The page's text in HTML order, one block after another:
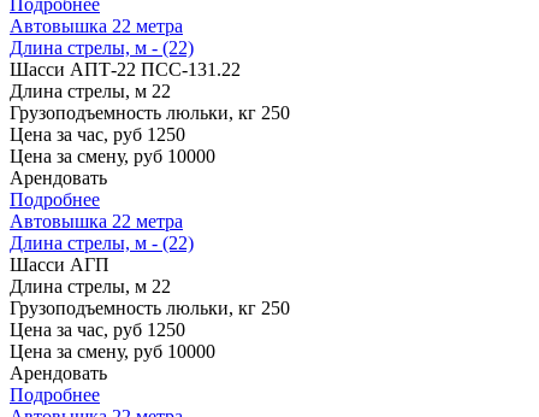
Автовышка 22 метра
Длина стрелы, м - (22)
Шасси АПТ-22 ПСС-131.22
Длина стрелы, м 22
Грузоподъемность люльки, кг 250
Цена за час, руб 1250
Цена за смену, руб 10000
Арендовать
Подробнее
Автовышка 22 метра
Длина стрелы, м - (22)
Шасси АГП
Длина стрелы, м 22
Грузоподъемность люльки, кг 250
Цена за час, руб 1250
Цена за смену, руб 10000
Арендовать
Подробнее